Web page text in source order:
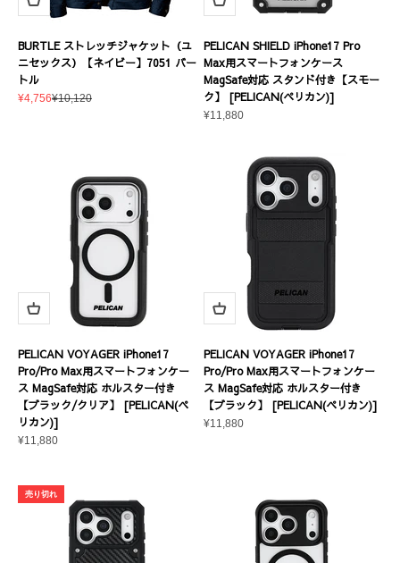
BURTLE ストレッチジャケット（ユ
ニセックス）【ネイビー】7051 バー
トル
セール価格
¥4,756通常価格
¥10,120
PELICAN SHIELD iPhone17 Pro
Max用スマートフォンケース
MagSafe対応 スタンド付き【スモー
ク】 [PELICAN(ペリカン)]
セール価格
¥11,880
PELICAN VOYAGER iPhone17
Pro/Pro Max用スマートフォンケー
ス MagSafe対応 ホルスター付き
【ブラック/クリア】 [PELICAN(ペ
リカン)]
セール価格
¥11,880
PELICAN VOYAGER iPhone17
Pro/Pro Max用スマートフォンケー
ス MagSafe対応 ホルスター付き
【ブラック】 [PELICAN(ペリカン)]
セール価格
¥11,880
売り切れ